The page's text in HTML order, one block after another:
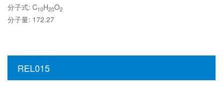
分子式: C10H20O2
分子量: 172.27
REL015